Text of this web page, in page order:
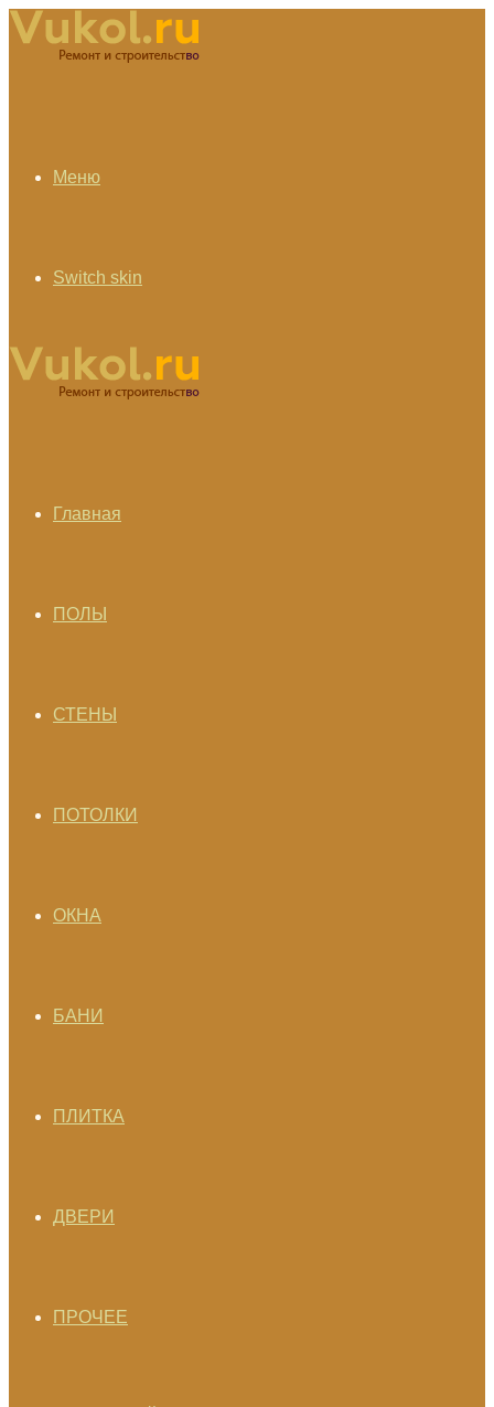
Меню
Switch skin
Главная
ПОЛЫ
СТЕНЫ
ПОТОЛКИ
ОКНА
БАНИ
ПЛИТКА
ДВЕРИ
ПРОЧЕЕ